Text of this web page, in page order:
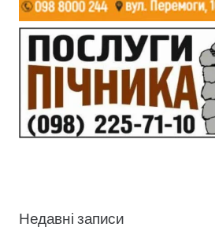
Недавні записи